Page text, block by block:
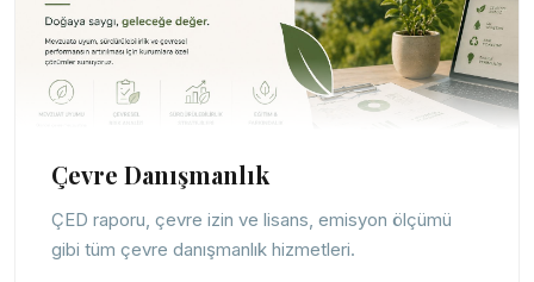
Çevre Danışmanlık
ÇED raporu, çevre izin ve lisans, emisyon ölçümü
gibi tüm çevre danışmanlık hizmetleri.